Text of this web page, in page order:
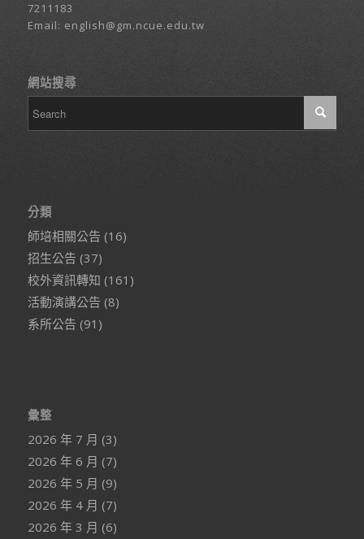
7211183
Email: english@gm.ncue.edu.tw
網站搜尋
分類
師培相關公告 (16)
招生公告 (37)
校外資訊轉知 (161)
活動演講公告 (8)
系所公告 (91)
彙整
2026 年 7 月 (3)
2026 年 6 月 (7)
2026 年 5 月 (9)
2026 年 4 月 (7)
2026 年 3 月 (6)